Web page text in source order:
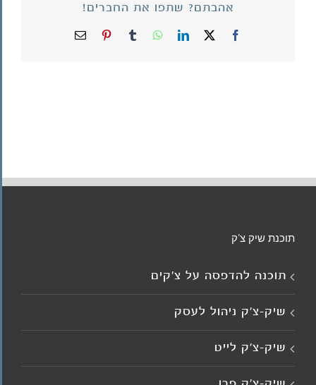
אהבתם? שתפו את החברים!
Facebook
X
LinkedIn
WhatsApp
Tumblr
Pinterestכתובת
תוכנת שיק צ'ק
תוכנה להדפסה על צ’קים
שיק-צ'ק ניהול לעסק
שיק-צ’ק לייט